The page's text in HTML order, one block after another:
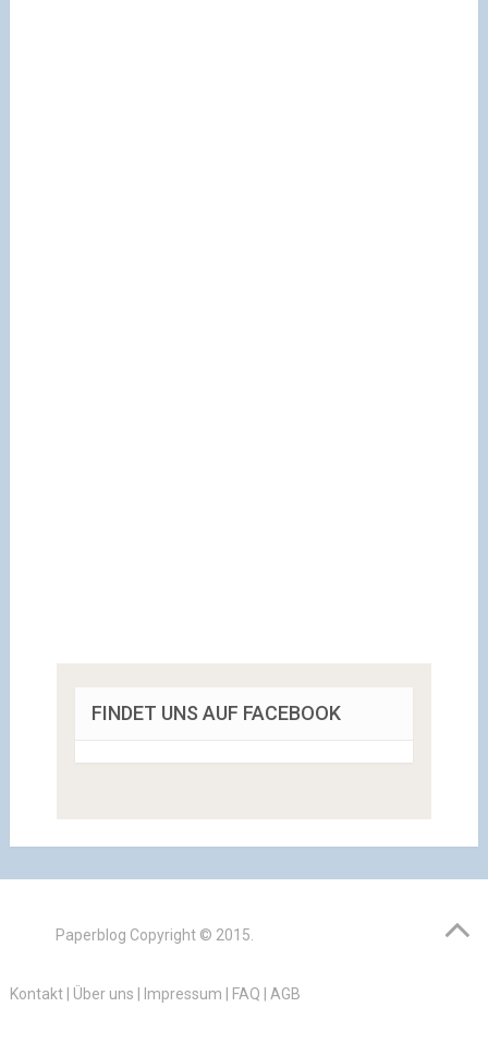
FINDET UNS AUF FACEBOOK
Paperblog Copyright © 2015.
Kontakt| Über uns | Impressum | FAQ | AGB